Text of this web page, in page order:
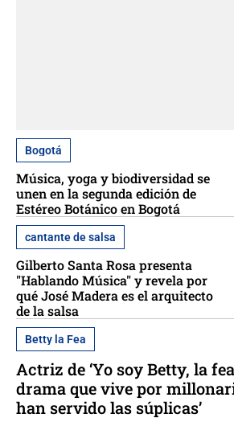
Bogotá
Música, yoga y biodiversidad se
unen en la segunda edición de
Estéreo Botánico en Bogotá
cantante de salsa
Gilberto Santa Rosa presenta
"Hablando Música" y revela por
qué José Madera es el arquitecto
de la salsa
Betty la Fea
Actriz de ‘Yo soy Betty, la
drama que vive por
han servido las súplicas’